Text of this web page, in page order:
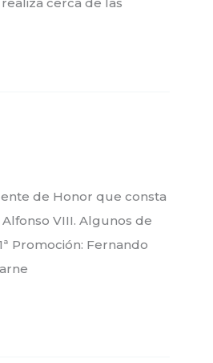
de Honor que consta
VIII. Algunos de
Promoción: Fernando